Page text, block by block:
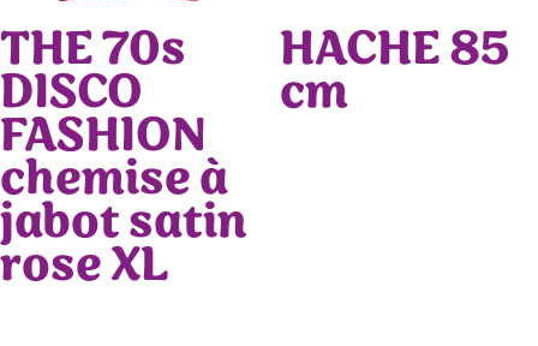
THE 70s
DISCO
FASHION
chemise à
jabot satin
rose XL
HACHE 85
cm